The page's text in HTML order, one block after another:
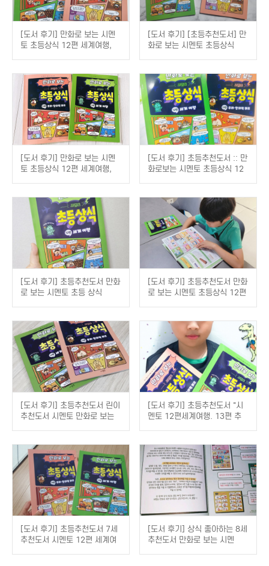
[도서 후기] 만화로 보는 시멘
토 초등상식 12편 세계여행,
[도서 후기] [초등추천도서] 만
화로 보는 시멘토 초등상식
[도서 후기] 만화로 보는 시멘
토 초등상식 12편 세계여행,
[도서 후기] 초등추천도서 :: 만
화로보는 시멘토 초등상식 12
[도서 후기] 초등추천도서 만화
로 보는 시멘토 초등 상식
[도서 후기] 초등추천도서 만화
로 보는 시멘토 초등상식 12편
[도서 후기] 초등추천도서 린이
추천도서 시멘토 만화로 보는
[도서 후기] 초등추천도서 "시
멘토 12편세계여행. 13편 추
[도서 후기] 초등추천도서 7세
추천도서 시멘토 12편 세계여
[도서 후기] 상식 좋아하는 8세
추천도서 만화로 보는 시멘